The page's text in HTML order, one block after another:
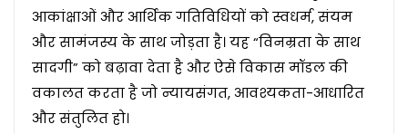
आकांक्षाओं और आर्थिक गतिविधियों को स्वधर्म, संयम
और सामंजस्य के साथ जोड़ता है। यह “विनम्रता के साथ
सादगी” को बढ़ावा देता है और ऐसे विकास मॉडल की
वकालत करता है जो न्यायसंगत, आवश्यकता-आधारित
और संतुलित हो।